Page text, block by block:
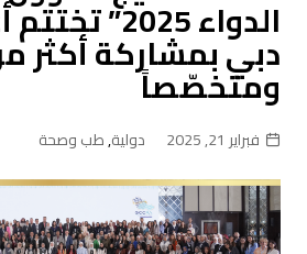
الدواء
ومتخصّصاً
فبراير 21, 2025 دولية,طب وصحة